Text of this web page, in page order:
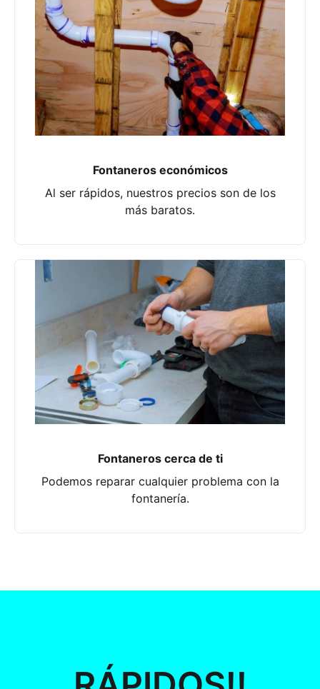
Fontaneros económicos
Al ser rápidos, nuestros precios son de los
más baratos.
Fontaneros cerca de ti
Podemos reparar cualquier problema con la
fontanería.